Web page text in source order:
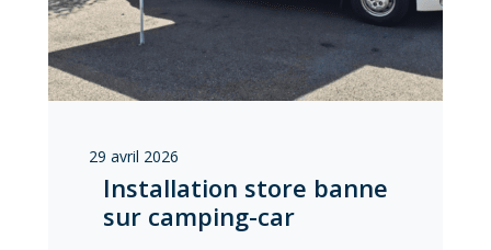
29 avril 2026
Installation store banne
sur camping-car